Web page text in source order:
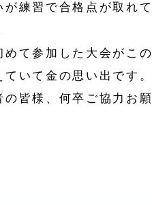
が練習で合格点が取れ
めて参加した大会がこ
ていて金の思い出です
の皆様、何卒ご協力お